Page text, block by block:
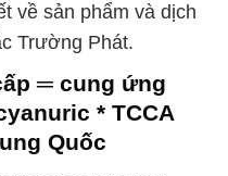
về sản phẩm và dịch
Trường Phát.
═ cung ứng
* TCCA
Quốc